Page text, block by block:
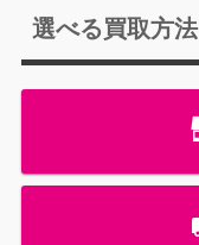
選べる買取方法